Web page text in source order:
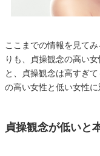
ここまでの情報を見て
りも、貞操観念の高い
と、貞操観念は高すぎ
の高い女性と低い女性に
貞操観念が低いと